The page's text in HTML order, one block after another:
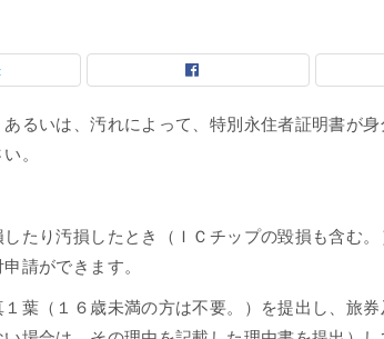
るいは、汚れによって、特別永住者証明書が
。
たり汚損したとき（ＩＣチップの毀損も含む
請ができます。
葉（１６歳未満の方は不要。）を提出し、旅